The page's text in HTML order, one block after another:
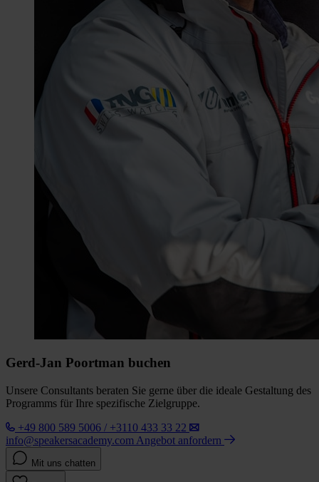
Gerd-Jan Poortman buchen
Unsere Consultants beraten Sie gerne über die ideale Gestaltung des
Programms für Ihre spezifische Zielgruppe.
+49 800 589 5006 / +3110 433 33 22
info@speakersacademy.com Angebot anfordern
Mit uns chatten